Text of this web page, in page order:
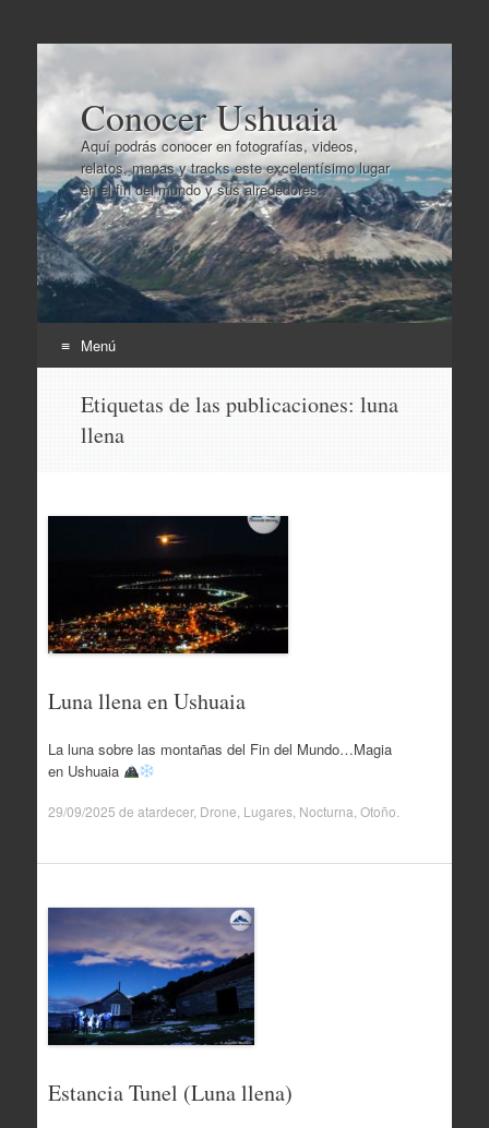
Conocer Ushuaia
Aquí podrás conocer en fotografías, videos,
relatos, mapas y tracks este excelentísimo lugar
en el fin del mundo y sus alrededores..
Menú
contenido
Etiquetas de las publicaciones: luna
llena
Luna llena en Ushuaia
La luna sobre las montañas del Fin del Mundo…Magia
en Ushuaia
29/09/2025 de atardecer, Drone Lugares, Nocturna Otoño
Estancia Tunel (Luna llena)